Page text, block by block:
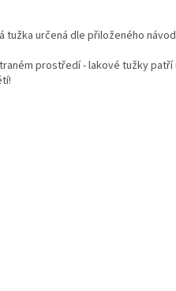
tužka určená dle přiloženého
prostředí - lakové tužky patří